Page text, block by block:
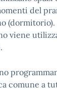
del
(dormitorio).
viene
comune a